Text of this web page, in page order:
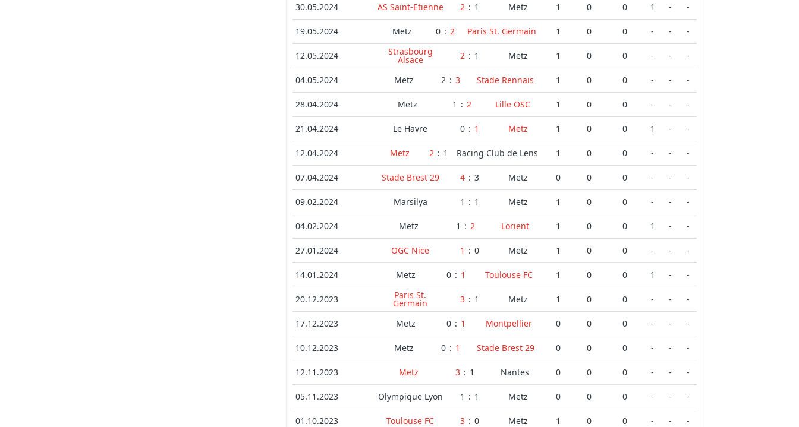
30.05.2024 AS Saint-Etienne 2 : 1 Metz 1 0 0 1 - -
19.05.2024 Metz 0 : 2 Paris St. Germain 1 0 0 - - -
12.05.2024 Strasbourg
Alsace 2 : 1 Metz 1 0 0 - - -
04.05.2024 Metz 2 : 3 Stade Rennais 1 0 0 - - -
28.04.2024 Metz 1 : 2 Lille OSC 1 0 0 - - -
21.04.2024 Le Havre 0 : 1 Metz 1 0 0 1 - -
12.04.2024 Metz 2 : 1 Racing Club de Lens 1 0 0 - - -
07.04.2024 Stade Brest 29 4 : 3 Metz 0 0 0 - - -
09.02.2024 Marsilya 1 : 1 Metz 1 0 0 - - -
04.02.2024 Metz 1 : 2 Lorient 1 0 0 1 - -
27.01.2024 OGC Nice 1 : 0 Metz 1 0 0 - - -
14.01.2024 Metz 0 : 1 Toulouse FC 1 0 0 1 - -
20.12.2023 Paris St.
Germain 3 : 1 Metz 1 0 0 - - -
17.12.2023 Metz 0 : 1 Montpellier 0 0 0 - - -
10.12.2023 Metz 0 : 1 Stade Brest 29 0 0 0 - - -
12.11.2023 Metz 3 : 1 Nantes 0 0 0 - - -
05.11.2023 Olympique Lyon 1 : 1 Metz 0 0 0 - - -
01.10.2023 Toulouse FC 3 : 0 Metz 1 0 0 - - -